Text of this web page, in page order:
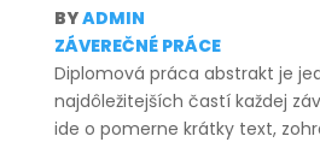
BYADMIN
ZÁVEREČNÉ PRÁCE
Diplomová práca abstrakt je
najdôležitejších častí každej
ide o pomerne krátky text,